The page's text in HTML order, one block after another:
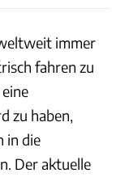
immer
fahren zu
zu haben,
in die
Der aktuelle